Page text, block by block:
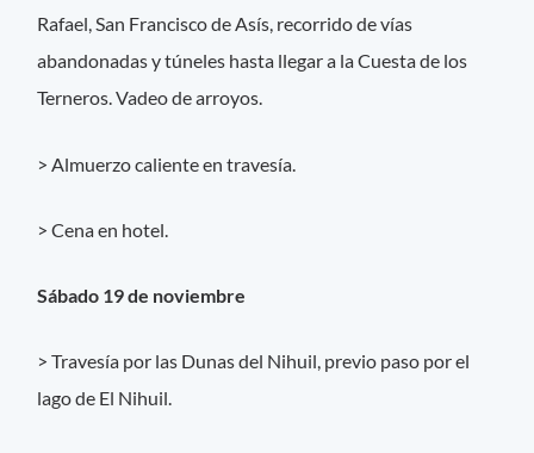
Rafael, San Francisco de Asís, recorrido de vías
abandonadas y túneles hasta llegar a la Cuesta de los
Terneros. Vadeo de arroyos.
> Almuerzo caliente en travesía.
> Cena en hotel.
Sábado 19 de noviembre
> Travesía por las Dunas del Nihuil, previo paso por el
lago de El Nihuil.